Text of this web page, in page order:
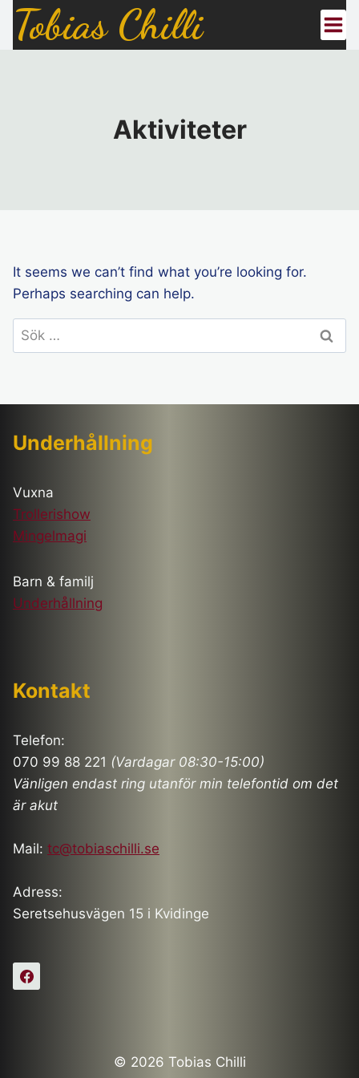
Skip
content
Tobias Chilli
Aktiviteter
It seems we can’t find what you’re looking for.
Perhaps searching can help.
Sök
efter:
Underhållning
Vuxna
Trollerishow
Mingelmagi
Barn & familj
Underhållning
Kontakt
Telefon:
070 99 88 221 (Vardagar 08:30-15:00)
Vänligen endast ring utanför min telefontid om det
är akut
Mail: tc@tobiaschilli.se
Adress:
Seretsehusvägen 15 i Kvidinge
© 2026 Tobias Chilli